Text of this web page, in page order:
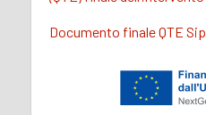
Documento finale QTE